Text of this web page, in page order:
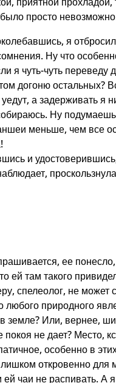
просто
я
Ну что
я чуть-чуть переведу
догоню остальных?
а задерживать я
Ну
меньше, чем все
и
ее понесло,
ей там такого
спелеолог, не может
любого природного
земле? Или, вернее,
не дает? Место,
особенно в
откровенно для
ей чаи не распивать. А